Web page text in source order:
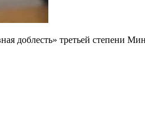
доблесть» третьей степени